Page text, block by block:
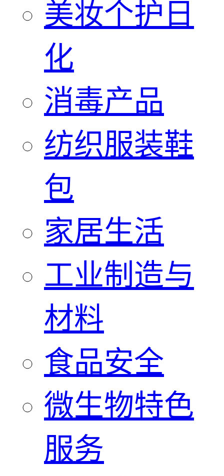
美妆个护日
化
消毒产品
纺织服装鞋
包
家居生活
工业制造与
材料
食品安全
微生物特色
服务